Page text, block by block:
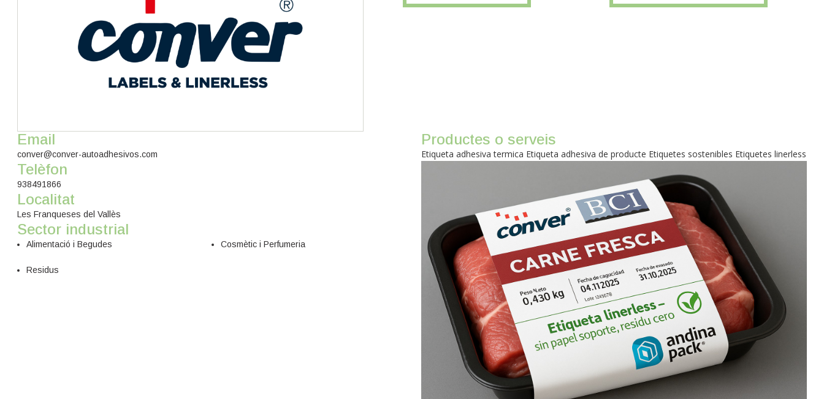
Email
conver@conver-autoadhesivos.com
Telèfon
938491866
Localitat
Les Franqueses del Vallès
Sector industrial
Alimentació i Begudes Cosmètic i Perfumeria
Residus
Productes o serveis
Etiqueta adhesiva termica Etiqueta adhesiva de producte Etiquetes sostenibles Etiquetes linerless